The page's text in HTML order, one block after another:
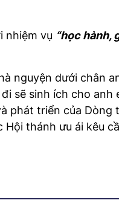
nhiệm vụ “học hành,
nguyện dưới chân
sẽ sinh ích cho anh
phát triển của Dòng
thánh ưu ái kêu